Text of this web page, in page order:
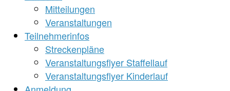
Mitteilungen
Veranstaltungen
Teilnehmerinfos
Streckenpläne
Veranstaltungsflyer Staffellauf
Veranstaltungsflyer Kinderlauf